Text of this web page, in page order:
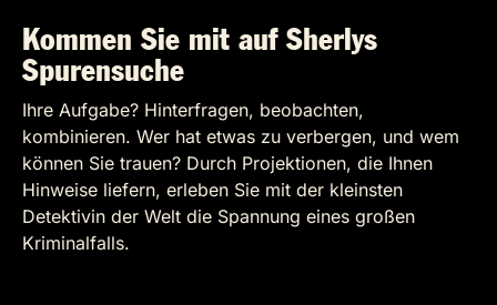
Kommen Sie mit auf Sherlys
Spurensuche
Ihre Aufgabe? Hinterfragen, beobachten,
kombinieren. Wer hat etwas zu verbergen, und wem
können Sie trauen? Durch Projektionen, die Ihnen
Hinweise liefern, erleben Sie mit der kleinsten
Detektivin der Welt die Spannung eines großen
Kriminalfalls.